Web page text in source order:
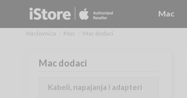
Mac
Naslovnica Mac Mac dodaci
Mac dodaci
Kabeli, napajanja i adapteri